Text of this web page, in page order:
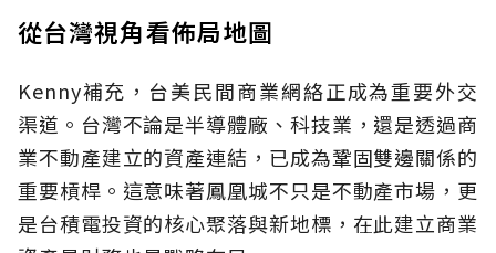
從台灣視角看佈局地圖
Kenny補充，台美民間商業網絡正成為重要外交
渠道。台灣不論是半導體廠、科技業，還是透過商
業不動產建立的資產連結，已成為鞏固雙邊關係的
重要槓桿。這意味著鳳凰城不只是不動產市場，更
是台積電投資的核心聚落與新地標，在此建立商業